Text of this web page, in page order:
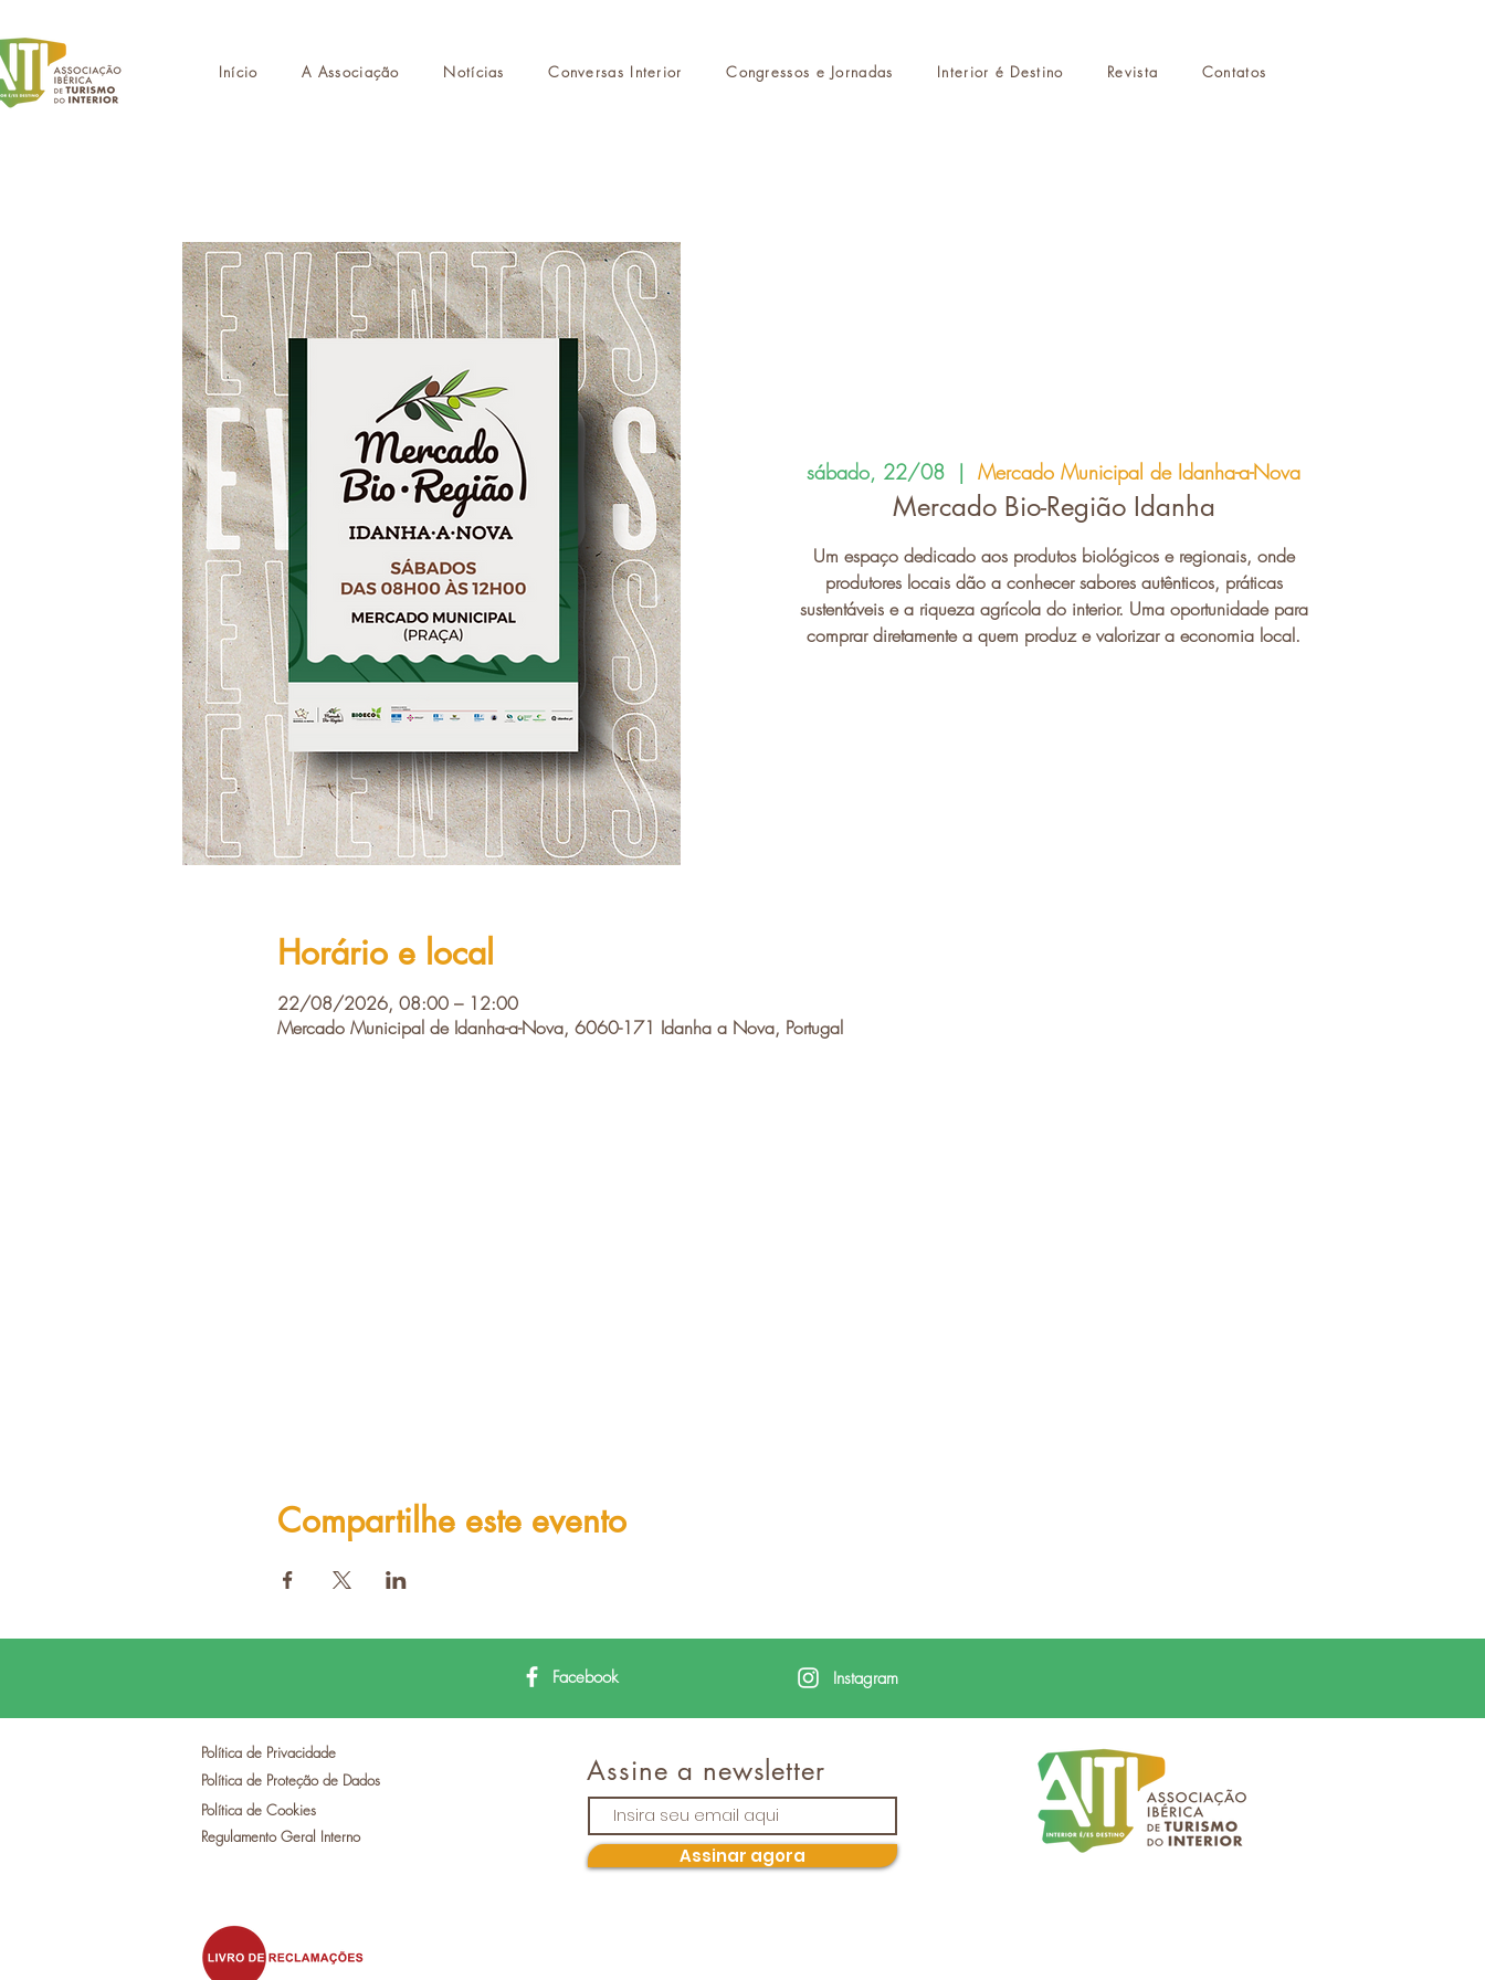
Início A Associação Notícias Conversas Interior Congressos e Jornadas Interior é Destino Revista Contatos
sábado, 22/08
  |
Mercado Municipal de Idanha-a-Nova
Mercado Bio-Região Idanha
Um espaço dedicado aos produtos biológicos e regionais, onde
produtores locais dão a conhecer sabores autênticos, práticas
sustentáveis e a riqueza agrícola do interior. Uma oportunidade para
comprar diretamente a quem produz e valorizar a economia local.
Horário e local
22/08/2026, 08:00 – 12:00
Mercado Municipal de Idanha-a-Nova, 6060-171 Idanha a Nova, Portugal
Compartilhe este evento
Facebook Instagram
Política de Privacidade
Política de Proteção de Dados
Política de Cookies
Regulamento Geral Interno
Assine a newsletter
Assinar agora